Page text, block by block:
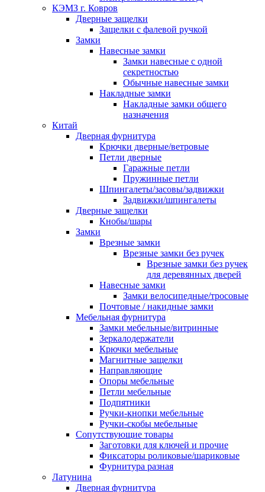
КЭМЗ г. Ковров
Дверные защелки
Защелки с фалевой ручкой
Замки
Навесные замки
Замки навесные с одной
секретностью
Обычные навесные замки
Накладные замки
Накладные замки общего
назначения
Китай
Дверная фурнитура
Крючки дверные/ветровые
Петли дверные
Гаражные петли
Пружинные петли
Шпингалеты/засовы/задвижки
Задвижки/шпингалеты
Дверные защелки
Кнобы/шары
Замки
Врезные замки
Врезные замки без ручек
Врезные замки без ручек
для деревянных дверей
Навесные замки
Замки велосипедные/тросовые
Почтовые / накидные замки
Мебельная фурнитура
Замки мебельные/витринные
Зеркалодержатели
Крючки мебельные
Магнитные защелки
Направляющие
Опоры мебельные
Петли мебельные
Подпятники
Ручки-кнопки мебельные
Ручки-скобы мебельные
Сопутствующие товары
Заготовки для ключей и прочие
Фиксаторы роликовые/шариковые
Фурнитура разная
Латунина
Дверная фурнитура